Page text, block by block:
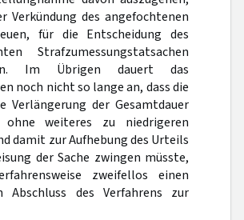
Verkündung des angefochtenen
für die Entscheidung des
Strafzumessungstatsachen
Im Übrigen dauert das
noch nicht so lange an, dass die
Verlängerung der Gesamtdauer
ohne weiteres zu niedrigeren
damit zur Aufhebung des Urteils
der Sache zwingen müsste,
zweifellos einen
Abschluss des Verfahrens zur